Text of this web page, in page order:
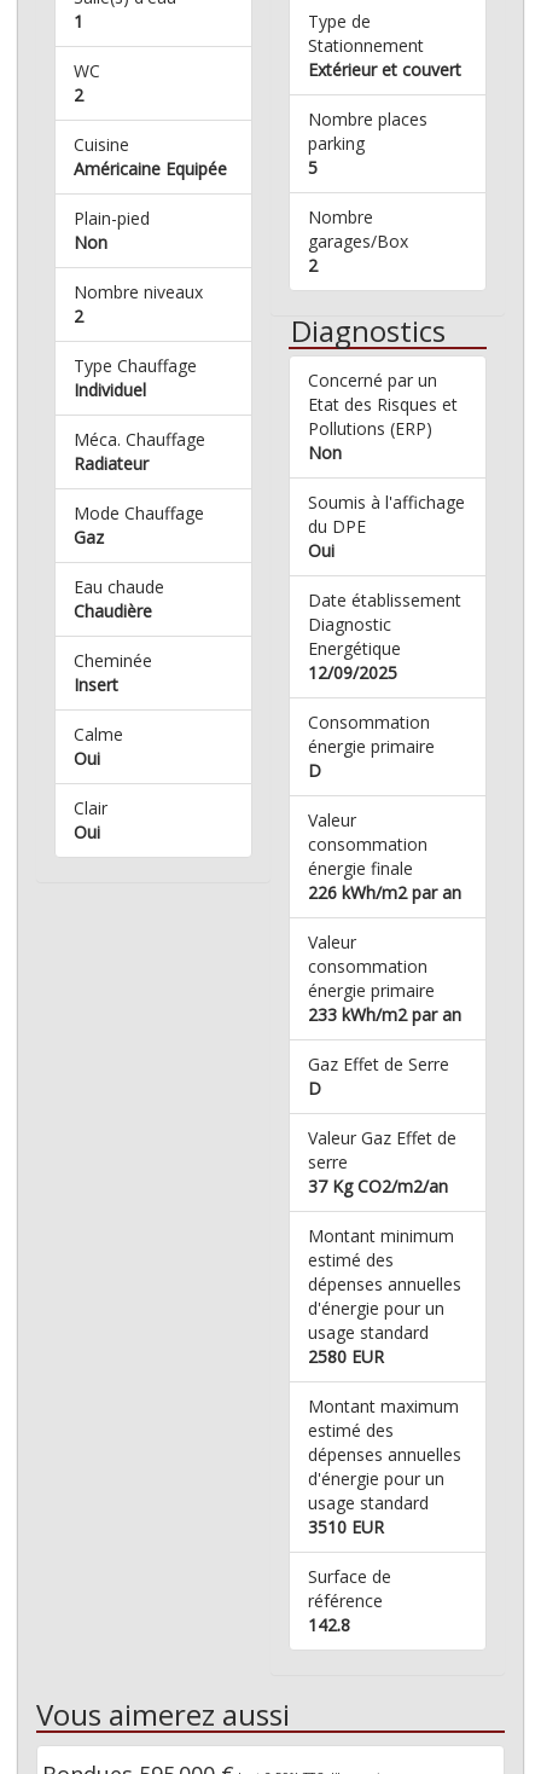
1
WC
2
Cuisine
Américaine Equipée
Plain-pied
Non
Nombre niveaux
2
Type Chauffage
Individuel
Méca. Chauffage
Radiateur
Mode Chauffage
Gaz
Eau chaude
Chaudière
Cheminée
Insert
Calme
Oui
Clair
Oui
Type de
Stationnement
Extérieur et couvert
Nombre places
parking
5
Nombre
garages/Box
2
Diagnostics
Concerné par un
Etat des Risques et
Pollutions (ERP)
Non
Soumis à l'affichage
du DPE
Oui
Date établissement
Diagnostic
Energétique
12/09/2025
Consommation
énergie primaire
D
Valeur
consommation
énergie finale
226 kWh/m2 par an
Valeur
consommation
énergie primaire
233 kWh/m2 par an
Gaz Effet de Serre
D
Valeur Gaz Effet de
serre
37 Kg CO2/m2/an
Montant minimum
estimé des
dépenses annuelles
d'énergie pour un
usage standard
2580 EUR
Montant maximum
estimé des
dépenses annuelles
d'énergie pour un
usage standard
3510 EUR
Surface de
référence
142.8
Vous aimerez aussi